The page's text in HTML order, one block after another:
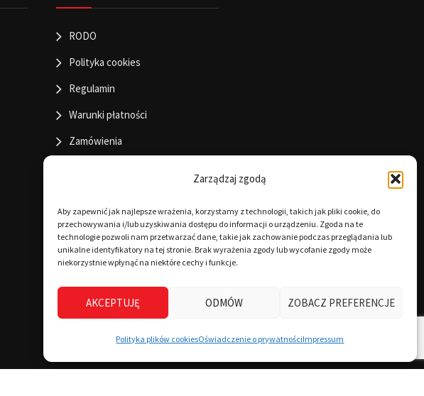
Zarządzaj zgodą
Aby zapewnić jak najlepsze wrażenia, korzystamy z technologii, takich jak pliki cookie, do
przechowywania i/lub uzyskiwania dostępu do informacji o urządzeniu. Zgoda na te
technologie pozwoli nam przetwarzać dane, takie jak zachowanie podczas przeglądania lub
unikalne identyfikatory na tej stronie. Brak wyrażenia zgody lub wycofanie zgody może
niekorzystnie wpłynąć na niektóre cechy i funkcje.
AKCEPTUJĘ ODMÓW ZOBACZ PREFERENCJE
Polityka plików cookiesOświadczenie o prywatnościImpressum
RODO
Polityka cookies
Regulamin
Warunki płatności
Zamówienia